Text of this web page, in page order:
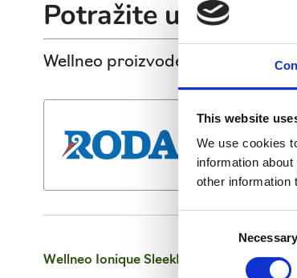
This website
We use cookies
information
other information
Consent
Necessary
Potražite u
Wellneo proizvode potražite i kod
Wellneo Ionique SleekPress - pegla za kosu